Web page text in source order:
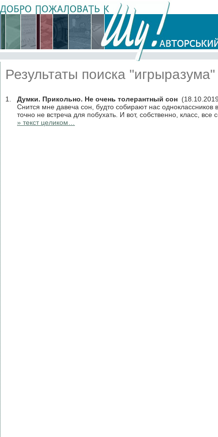
Результаты поиска "игрыразума"
1. Думки. Прикольно. Не очень толерантный сон
Снится мне давеча сон, будто собирают нас
точно не встреча для побухать. И вот, собственно, класс,
» текст целиком…